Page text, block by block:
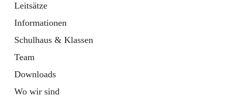
Leitsätze
Informationen
Schulhaus & Klassen
Team
Downloads
Wo wir sind